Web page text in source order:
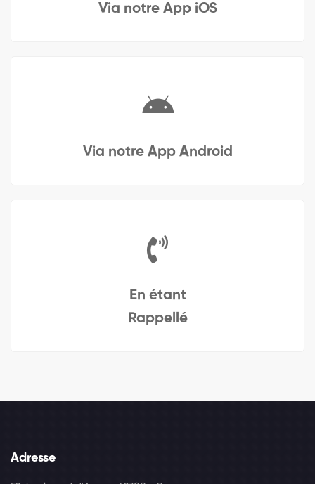
Via notre App iOS
Via notre App Android
En étant
Rappellé
Adresse